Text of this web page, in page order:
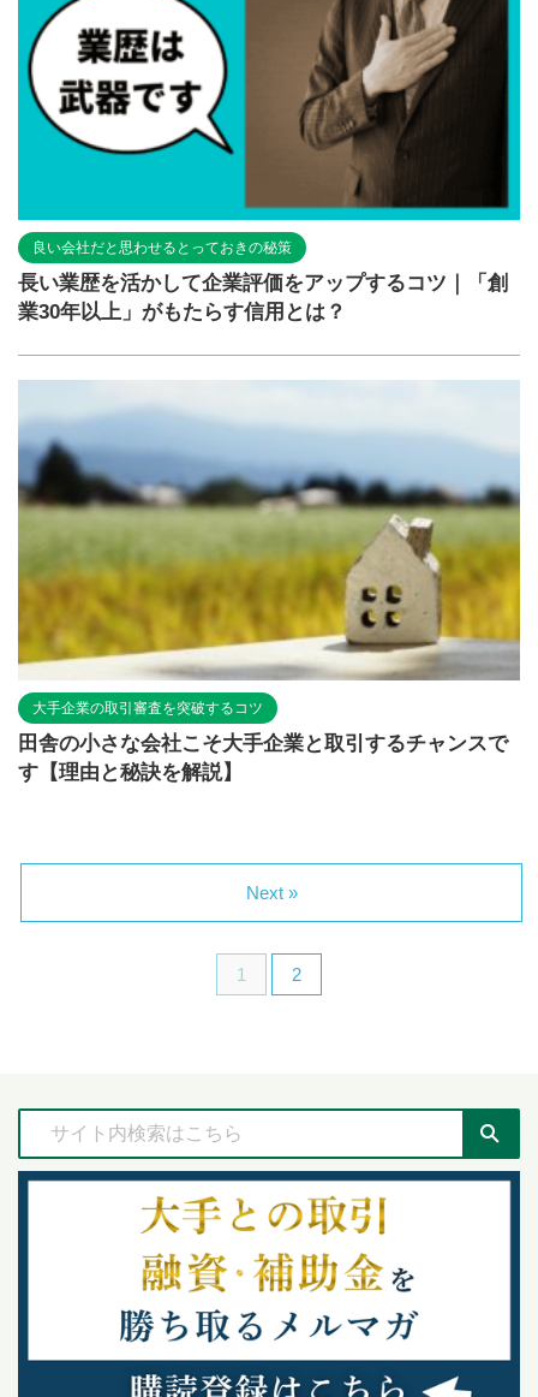
良い会社だと思わせるとっておきの秘策
長い業歴を活かして企業評価をアップするコツ｜「創
業30年以上」がもたらす信用とは？
大手企業の取引審査を突破するコツ
田舎の小さな会社こそ大手企業と取引するチャンスで
す【理由と秘訣を解説】
1 2
Next »